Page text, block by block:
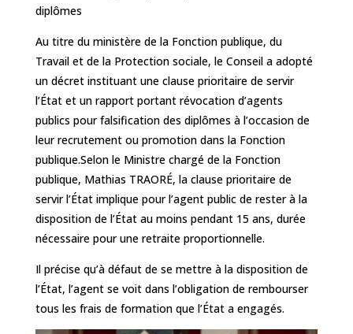
diplômes
Au titre du ministère de la Fonction publique, du
Travail et de la Protection sociale, le Conseil a adopté
un décret instituant une clause prioritaire de servir
l’État et un rapport portant révocation d’agents
publics pour falsification des diplômes à l’occasion de
leur recrutement ou promotion dans la Fonction
publique.Selon le Ministre chargé de la Fonction
publique, Mathias TRAORÉ, la clause prioritaire de
servir l’État implique pour l’agent public de rester à la
disposition de l’État au moins pendant 15 ans, durée
nécessaire pour une retraite proportionnelle.
Il précise qu’à défaut de se mettre à la disposition de
l’État, l’agent se voit dans l’obligation de rembourser
tous les frais de formation que l’État a engagés.